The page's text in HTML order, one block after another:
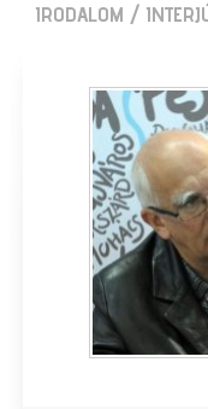
IRODALOM /